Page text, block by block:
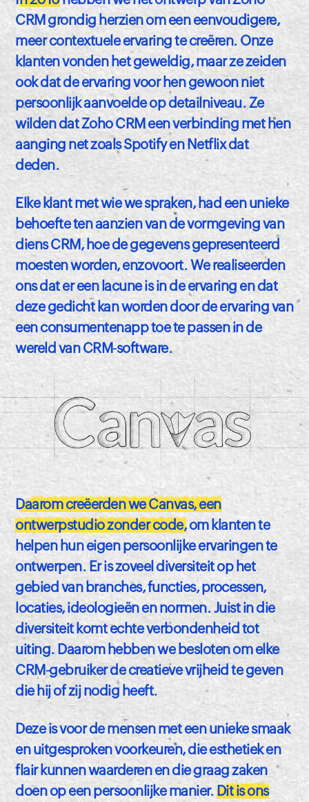
CRM grondig herzien om een eenvoudigere,
meer contextuele ervaring te creëren. Onze
klanten vonden het geweldig, maar ze zeiden
ook dat de ervaring voor hen gewoon niet
persoonlijk aanvoelde op detailniveau. Ze
wilden dat Zoho CRM een verbinding met hen
aanging net zoals Spotify en Netflix dat
deden.
Elke klant met wie we spraken, had een unieke
behoefte ten aanzien van de vormgeving van
diens CRM, hoe de gegevens gepresenteerd
moesten worden, enzovoort. We realiseerden
ons dat er een lacune is in de ervaring en dat
deze gedicht kan worden door de ervaring van
een consumentenapp toe te passen in de
wereld van CRM-software.
Daarom creëerden we Canvas, een
ontwerpstudio zonder code,om klanten te
helpen hun eigen persoonlijke ervaringen te
ontwerpen. Er is zoveel diversiteit op het
gebied van branches, functies, processen,
locaties, ideologieën en normen. Juist in die
diversiteit komt echte verbondenheid tot
uiting. Daarom hebben we besloten om elke
CRM-gebruiker de creatieve vrijheid te geven
die hij of zij nodig heeft.
Deze is voor de mensen met een unieke smaak
en uitgesproken voorkeuren, die esthetiek en
flair kunnen waarderen en die graag zaken
doen op een persoonlijke manier.Dit is ons